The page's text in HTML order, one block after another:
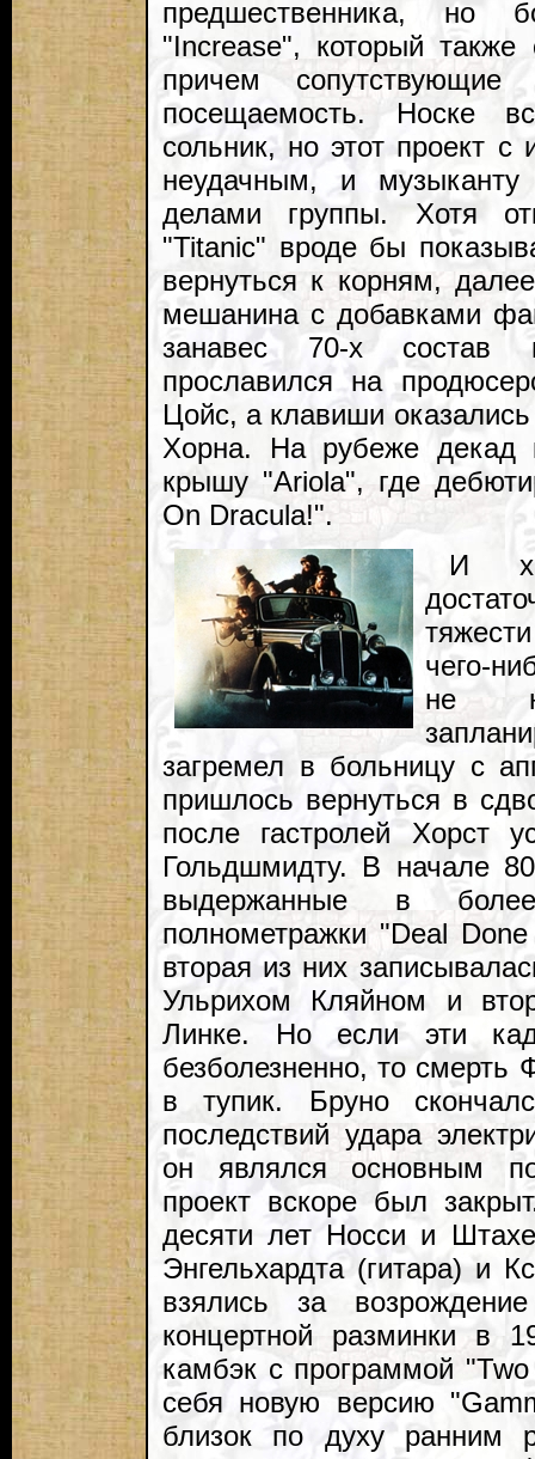
предшественника, но
"Increase", который
причем
посещаемость. Носке
сольник, но этот проект
неудачным, и
делами группы. Хотя
"Titanic" вроде бы
вернуться к корням,
мешанина с добавками
занавес 70-х состав
прославился на
Цойс, а клавиши
Хорна. На рубеже декад
крышу "Ariola", где
On Dracula!".
И
чего-
не
загремел в больницу с
пришлось вернуться в
после гастролей Хорст
Гольдшмидту. В начале
выдержанные в
полнометражки "Deal
вторая из них
Ульрихом Кляйном и
Линке. Но если эти
безболезненно, то смерть
в тупик. Бруно
последствий удара
он являлся основным
проект вскоре был
десяти лет Носси и
Энгельхардта (гитара) и
взялись за
концертной разминки в
камбэк с программой
себя новую версию
близок по духу ранним